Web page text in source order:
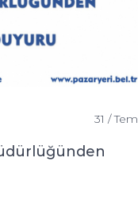
31 / Tem